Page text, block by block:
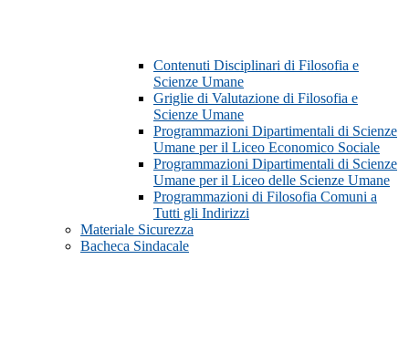
Contenuti Disciplinari di Filosofia e
Scienze Umane
Griglie di Valutazione di Filosofia e
Scienze Umane
Programmazioni Dipartimentali di Scienze
Umane per il Liceo Economico Sociale
Programmazioni Dipartimentali di Scienze
Umane per il Liceo delle Scienze Umane
Programmazioni di Filosofia Comuni a
Tutti gli Indirizzi
Materiale Sicurezza
Bacheca Sindacale